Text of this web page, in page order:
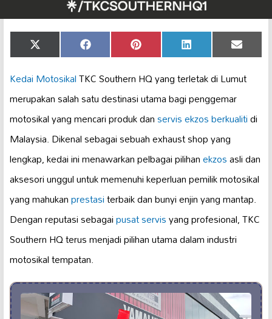
Share
on
X
(Twitter)
Share
on
Facebook Share
on
Pinterest Share
on
LinkedIn Share
on
Email
Kedai MotosikalTKC Southern HQ yang terletak di Lumut
merupakan salah satu destinasi utama bagi penggemar
motosikal yang mencari produk danservis ekzos berkualitidi
Malaysia. Dikenal sebagai sebuah exhaust shop yang
lengkap, kedai ini menawarkan pelbagai pilihanekzosasli dan
aksesori unggul untuk memenuhi keperluan pemilik motosikal
yang mahukanprestasiterbaik dan bunyi enjin yang mantap.
Dengan reputasi sebagaipusat servisyang profesional, TKC
Southern HQ terus menjadi pilihan utama dalam industri
motosikal tempatan.